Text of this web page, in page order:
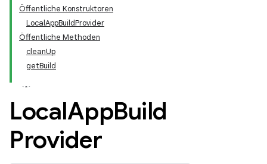
Öffentliche Konstruktoren
LocalAppBuildProvider
Öffentliche Methoden
cleanUp
getBuild
LocalAppBuild
Provider